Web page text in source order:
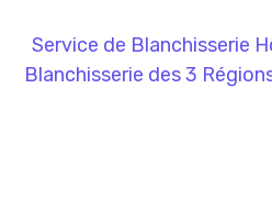
Service de Blanchisserie
Blanchisserie des 3